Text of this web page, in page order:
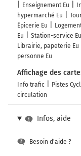
Enseignement Eu
hypermarché Eu
Épicerie Eu
Eu
Station-service Eu
Librairie, papeterie Eu
personne Eu
Affichage des
Info trafic Pistes
circulation
Infos, aide
Besoin d'aide ?